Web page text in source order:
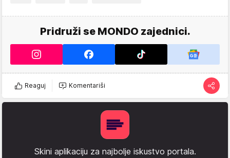
Pridruži se MONDO zajednici.
Reaguj Komentariši
Skini aplikaciju za najbolje iskustvo portala.